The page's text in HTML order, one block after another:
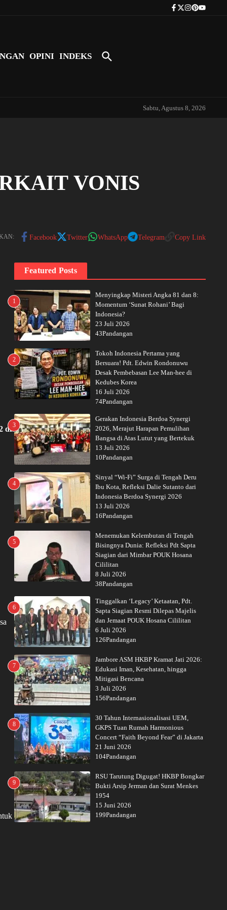
Tokoh Indonesia Pertama yang
OPINI INDEKS
Sabtu, Agustus 8, 2026
VONIS
Facebook Twitter WhatsApp Telegram Copy Link
di
Featured Posts
1
Menyingkap Misteri Angka 81 dan 8:
Momentum ‘Sunat Rohani’ Bagi
Indonesia?
23 Juli 2026
43Pandangan
2
Tokoh Indonesia Pertama yang
Bersuara! Pdt. Edwin Rondonuwu
Desak Pembebasan Lee Man-hee di
Kedubes Korea
16 Juli 2026
74Pandangan
3
Gerakan Indonesia Berdoa Synergi
2026, Merajut Harapan Pemulihan
Bangsa di Atas Lutut yang Bertekuk
13 Juli 2026
10Pandangan
4
Sinyal “Wi-Fi” Surga di Tengah Deru
Ibu Kota, Refleksi Dalie Sutanto dari
Indonesia Berdoa Synergi 2026
13 Juli 2026
16Pandangan
5
Menemukan Kelembutan di Tengah
Bisingnya Dunia: Refleksi Pdt Sapta
Siagian dari Mimbar POUK Hosana
Cililitan
8 Juli 2026
38Pandangan
6
Tinggalkan ‘Legacy’ Ketaatan, Pdt.
Sapta Siagian Resmi Dilepas Majelis
dan Jemaat POUK Hosana Cililitan
6 Juli 2026
126Pandangan
7
Jambore ASM HKBP Kramat Jati 2026:
Edukasi Iman, Kesehatan, hingga
Mitigasi Bencana
3 Juli 2026
156Pandangan
8
30 Tahun Internasionalisasi UEM,
GKPS Tuan Rumah Harmonious
Concert “Faith Beyond Fear” di Jakarta
21 Juni 2026
104Pandangan
9
RSU Tarutung Digugat! HKBP Bongkar
Bukti Arsip Jerman dan Surat Menkes
1954
15 Juni 2026
199Pandangan